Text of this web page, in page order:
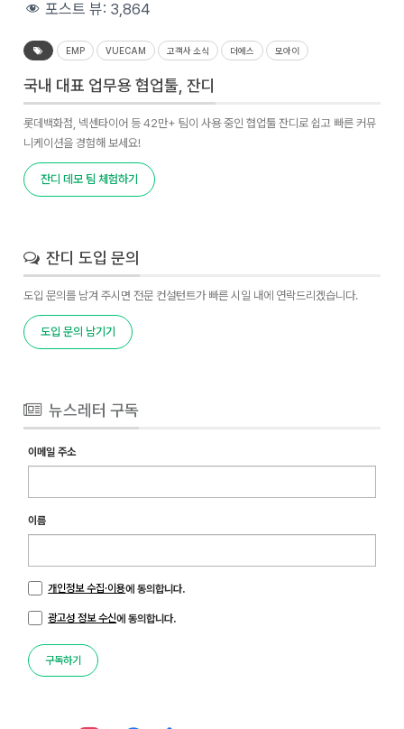
포스트 뷰: 3,864
EMP VUECAM 고객사 소식 더에스 모아이
국내 대표 업무용 협업툴, 잔디
롯데백화점, 넥센타이어 등 42만+ 팀이 사용 중인 협업툴 잔디로 쉽고 빠른 커뮤
니케이션을 경험해 보세요!
잔디 데모 팀 체험하기
잔디 도입 문의
도입 문의를 남겨 주시면 전문 컨설턴트가 빠른 시일 내에 연락드리겠습니다.
도입 문의 남기기
뉴스레터 구독
이메일 주소
이름
개인정보 수집·이용에 동의합니다.
광고성 정보 수신에 동의합니다.
구독하기